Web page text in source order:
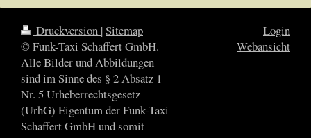
Druckversion |Sitemap
© Funk-Taxi Schaffert GmbH.
Alle Bilder und Abbildungen
sind im Sinne des § 2 Absatz 1
Nr. 5 Urheberrechtsgesetz
(UrhG) Eigentum der Funk-Taxi
Schaffert GmbH und somit
Login
Webansicht